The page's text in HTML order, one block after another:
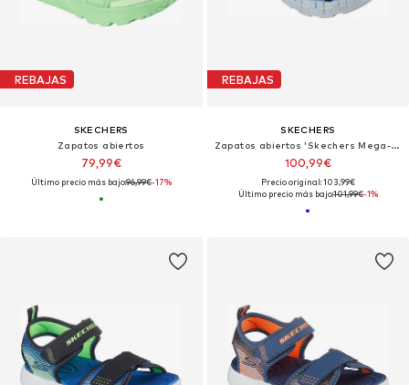
REBAJAS
SKECHERS
Zapatos abiertos
79,99€
Último precio más bajo:96,99€-17%
REBAJAS
SKECHERS
Zapatos abiertos 'Skechers Mega-splash 4k'
100,99€
Precio original: 103,99€
Último precio más bajo:101,99€-1%